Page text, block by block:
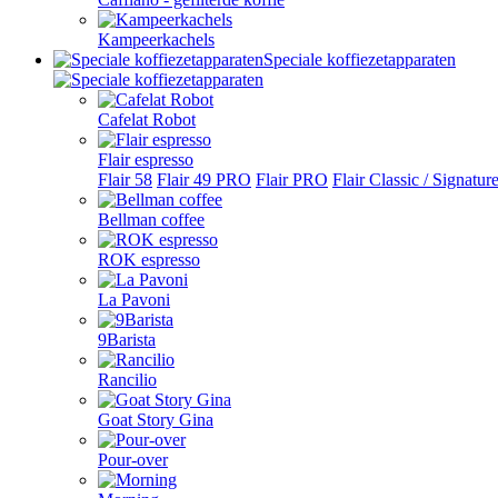
Kampeerkachels
Speciale koffiezetapparaten
Cafelat Robot
Flair espresso
Flair 58 Flair 49 PRO Flair PRO Flair Classic / Signature
Bellman coffee
ROK espresso
La Pavoni
9Barista
Rancilio
Goat Story Gina
Pour-over